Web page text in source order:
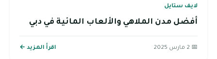
لايف ستايل
أفضل مدن الملاهي والألعاب المائية في دبي
📅 2 مارس 2025 اقرأ المزيد ←